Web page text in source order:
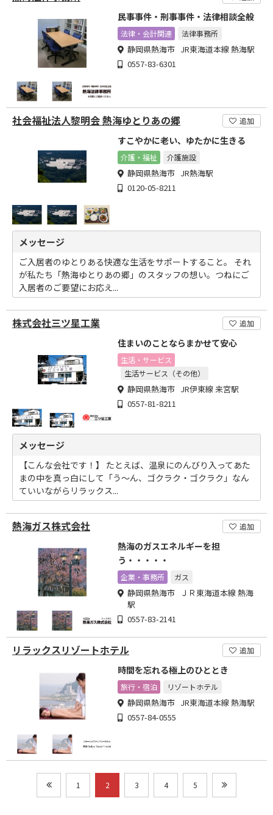
民事事件・刑事事件・法律相談全般
法律・会計関連 法律事務所
静岡県熱海市 JR東海道本線 熱海駅
0557-83-6301
社会福祉法人黎明会 熱海ゆとりあの郷 追加
すこやかに老い、ゆたかに生きる
介護・福祉 介護施設
静岡県熱海市 JR熱海駅
0120-05-8211
メッセージ
ご入居者のゆとりある快適な生活をサポートすること。 それ
が私たち「熱海ゆとりあの郷」のスタッフの想い。つねにご
入居者のご要望にお応え...
株式会社三ツ星工業 追加
住まいのことならまかせて安心
生活・サービス
生活サービス（その他）
静岡県熱海市 JR伊東線 来宮駅
0557-81-8211
メッセージ
【こんな会社です！】 たとえば、温泉にのんびり入ってあた
まの中を真っ白にして「う～ん、ゴクラク・ゴクラク」なん
ていいながらリラックス...
熱海ガス株式会社 追加
熱海のガスエネルギーを担
う・・・・・
企業・事務所 ガス
静岡県熱海市 ＪＲ東海道本線 熱海
駅
0557-83-2141
リラックスリゾートホテル 追加
時間を忘れる極上のひととき
旅行・宿泊 リゾートホテル
静岡県熱海市 JR東海道本線 熱海駅
0557-84-0555
1 2 3 4 5